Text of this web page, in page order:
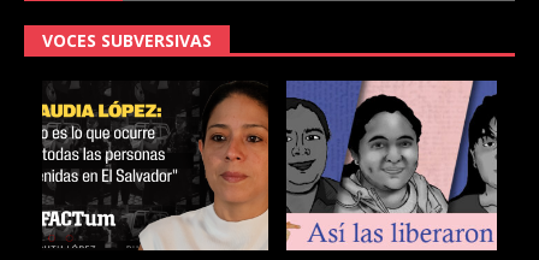
VOCES SUBVERSIVAS